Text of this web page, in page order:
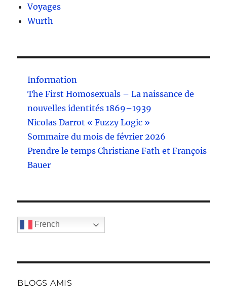
Voyages
Wurth
Information
The First Homosexuals – La naissance de
nouvelles identités 1869–1939
Nicolas Darrot « Fuzzy Logic »
Sommaire du mois de février 2026
Prendre le temps Christiane Fath et François
Bauer
French
BLOGS AMIS